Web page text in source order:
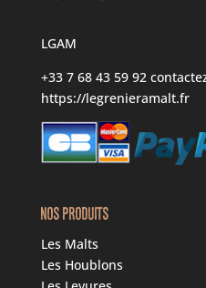
LGAM
+33 7 68 43 59 92
https://legrenieramalt.fr
NOS PRODUITS
Les Malts
Les Houblons